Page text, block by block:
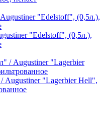
"Edelstoff", (0,5л.),
"Lagerbier Hell",